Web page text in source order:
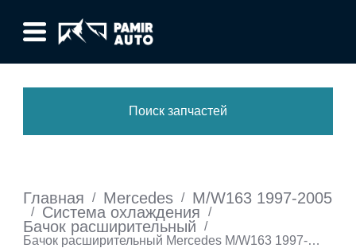
Поиск запчастей
Главная / Mercedes / M/W163 1997-2005
/ Система охлаждения /
Бачок расширительный
/
Бачок расширительный Mercedes M/W163 1997-